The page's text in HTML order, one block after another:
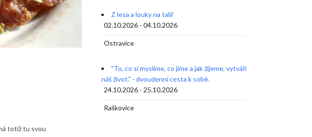
totiž tu svou
Z lesa a louky na talíř
02.10.2026 - 04.10.2026
Ostravice
"To, co si myslíme, co jíme a jak žijeme, vytváří
náš život." - dvoudenní cesta k sobě.
24.10.2026 - 25.10.2026
Raškovice